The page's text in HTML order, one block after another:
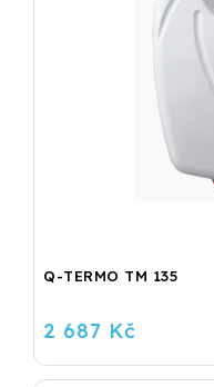
Q-TERMO TM 135
2 687 Kč